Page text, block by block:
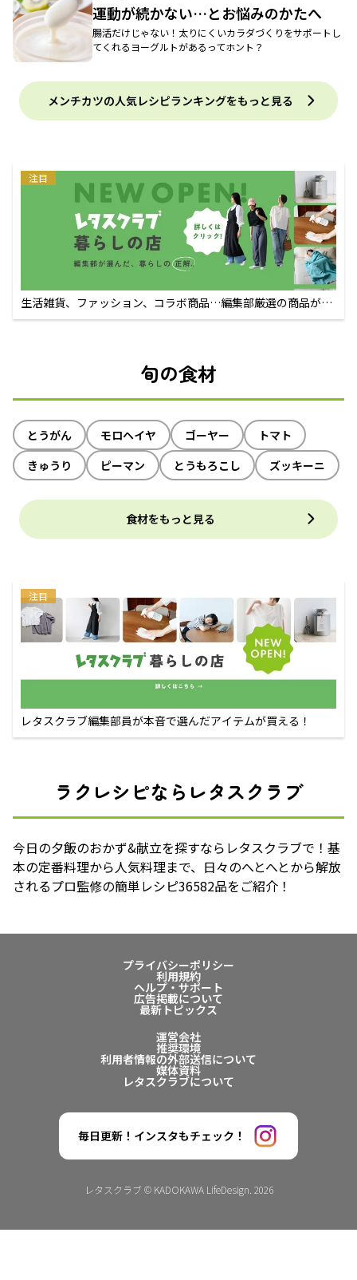
運動が続かない…とお悩みのかたへ
腸活だけじゃない！太りにくいカラダづくりをサポートし
てくれるヨーグルトがあるってホント？
メンチカツの人気レシピランキングをもっと見る
注目
生活雑貨、ファッション、コラボ商品…編集部厳選の商品が買
えるECサイト
旬の食材
とうがん モロヘイヤ ゴーヤー
トマト
きゅうり
ピーマン とうもろこし ズッキーニ
食材をもっと見る
注目
レタスクラブ編集部員が本音で選んだアイテムが買える！
ラクレシピならレタスクラブ
今日の夕飯のおかず&献立を探すならレタスクラブで！基
本の定番料理から人気料理まで、日々のへとへとから解放
されるプロ監修の簡単レシピ36582品をご紹介！
プライバシーポリシー
利用規約
ヘルプ・サポート
広告掲載について
最新トピックス
運営会社
推奨環境
利用者情報の外部送信について
媒体資料
レタスクラブについて
毎日更新！インスタもチェック！
レタスクラブ © KADOKAWA LifeDesign. 2026